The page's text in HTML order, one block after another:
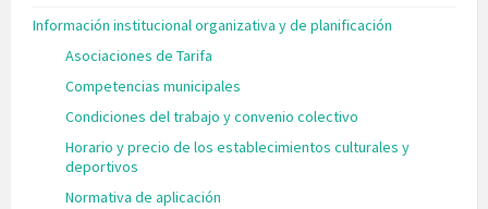
Información institucional organizativa y de planificación
Asociaciones de Tarifa
Competencias municipales
Condiciones del trabajo y convenio colectivo
Horario y precio de los establecimientos culturales y
deportivos
Normativa de aplicación